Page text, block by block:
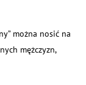
można nosić na
mężczyzn,